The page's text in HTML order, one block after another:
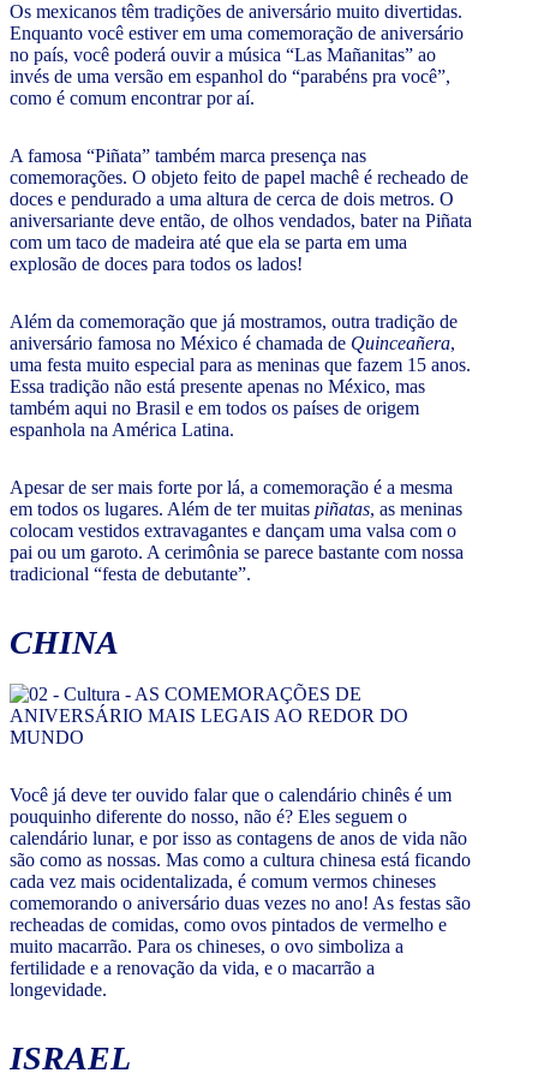
Os mexicanos têm tradições de aniversário muito divertidas.
Enquanto você estiver em uma comemoração de aniversário
no país, você poderá ouvir a música “Las Mañanitas” ao
invés de uma versão em espanhol do “parabéns pra você”,
como é comum encontrar por aí.
A famosa “Piñata” também marca presença nas
comemorações. O objeto feito de papel machê é recheado de
doces e pendurado a uma altura de cerca de dois metros. O
aniversariante deve então, de olhos vendados, bater na Piñata
com um taco de madeira até que ela se parta em uma
explosão de doces para todos os lados!
Além da comemoração que já mostramos, outra tradição de
aniversário famosa no México é chamada de Quinceañera,
uma festa muito especial para as meninas que fazem 15 anos.
Essa tradição não está presente apenas no México, mas
também aqui no Brasil e em todos os países de origem
espanhola na América Latina.
Apesar de ser mais forte por lá, a comemoração é a mesma
em todos os lugares. Além de ter muitas piñatas, as meninas
colocam vestidos extravagantes e dançam uma valsa com o
pai ou um garoto. A cerimônia se parece bastante com nossa
tradicional “festa de debutante”.
CHINA
Você já deve ter ouvido falar que o calendário chinês é um
pouquinho diferente do nosso, não é? Eles seguem o
calendário lunar, e por isso as contagens de anos de vida não
são como as nossas. Mas como a cultura chinesa está ficando
cada vez mais ocidentalizada, é comum vermos chineses
comemorando o aniversário duas vezes no ano! As festas são
recheadas de comidas, como ovos pintados de vermelho e
muito macarrão. Para os chineses, o ovo simboliza a
fertilidade e a renovação da vida, e o macarrão a
longevidade.
ISRAEL